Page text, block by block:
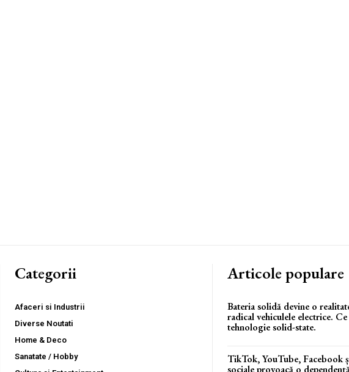
Categorii
Afaceri si Industrii
Diverse Noutati
Home & Deco
Sanatate / Hobby
Articole populare
Bateria solidă devine o
radical vehiculele electrice.
tehnologie solid-state.
TikTok, YouTube, Facebook
sociale provoacă o